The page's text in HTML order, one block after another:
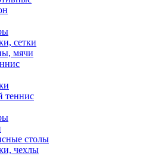
сетки
мячи
теннис
столы
чехлы